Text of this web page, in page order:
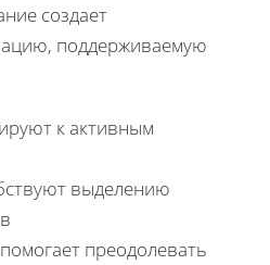
создает
поддерживаемую
к активным
выделению
преодолевать